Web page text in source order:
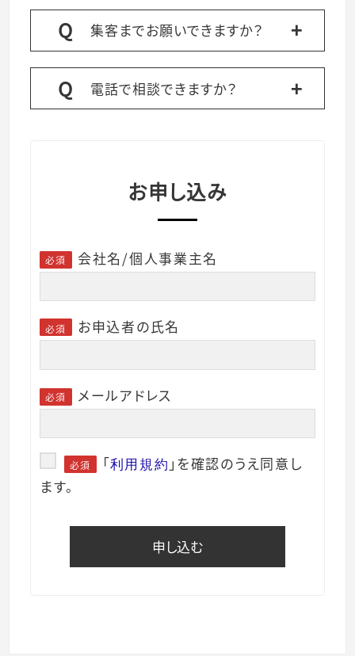
集客までお願いできますか？
電話で相談できますか？
お申し込み
必須 会社名/個人事業主名
必須 お申込者の氏名
必須 メールアドレス
必須 「利用規約 」を確認のうえ同意し
ます。